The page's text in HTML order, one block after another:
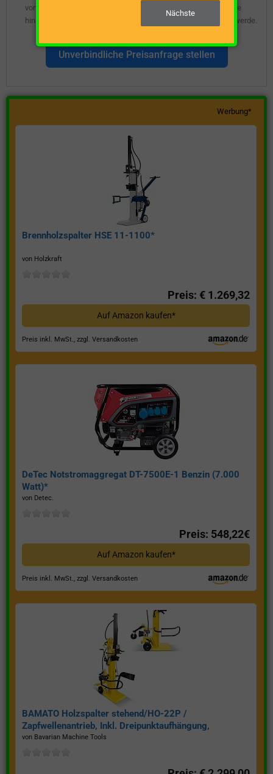
vom Webseitenbetreiber gespeichert wird, damit ich über diese
hinsichtlich eines unverbindlichen Preisangebots kontaktiert werde.
Unverbindliche Preisanfrage stellen
Werbung*
Brennholzspalter HSE 11-1100*
von Holzkraft
Preis: € 1.269,32
Auf Amazon kaufen*
Preis inkl. MwSt., zzgl. Versandkosten
DeTec Notstromaggregat DT-7500E-1 Benzin (7.000
Watt)*
von Detec.
Preis: 548,22€
Auf Amazon kaufen*
Preis inkl. MwSt., zzgl. Versandkosten
BAMATO Holzspalter stehend/HO-22P /
Zapfwellenantrieb, Inkl. Dreipunktaufhängung,
Spaltkraft 22 Tonnen*
von Bavarian Machine Tools
Nächste